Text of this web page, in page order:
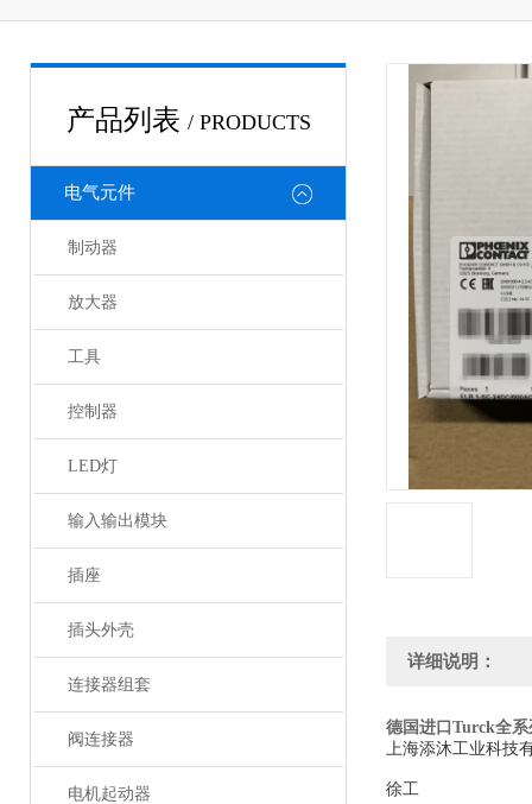
产品列表 / PRODUCTS
电气元件
制动器
放大器
工具
控制器
LED灯
输入输出模块
插座
插头外壳
连接器组套
阀连接器
电机起动器
详细说明：
德国进口Turck全
上海添沐工业科技
徐工